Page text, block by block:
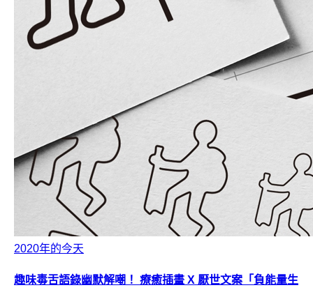
2020年的今天
趣味毒舌語錄幽默解嘲！ 療癒插畫 X 厭世文案「負能量生